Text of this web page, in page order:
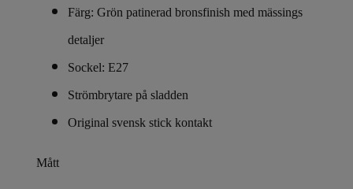
Färg: Grön patinerad bronsfinish med mässings
detaljer
Sockel: E27
Strömbrytare på sladden
Original svensk stick kontakt
Mått